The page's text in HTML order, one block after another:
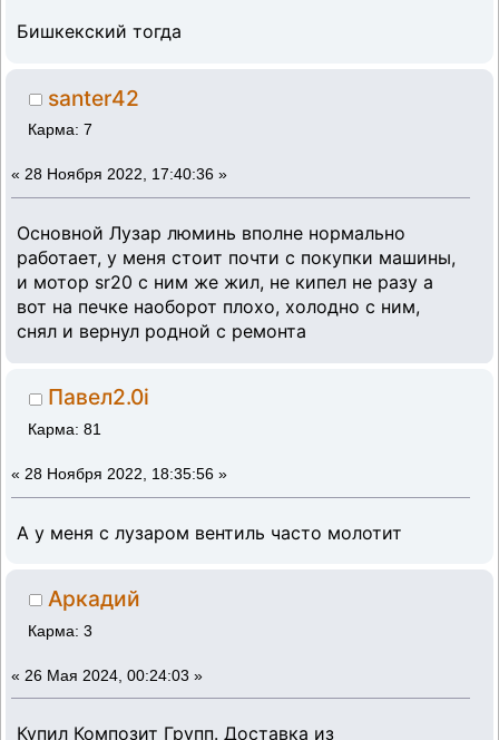
Бишкекский тогда
santer42
Карма: 7
« 28 Ноября 2022, 17:40:36 »
Основной Лузар люминь вполне нормально
работает, у меня стоит почти с покупки машины,
и мотор sr20 с ним же жил, не кипел не разу а
вот на печке наоборот плохо, холодно с ним,
снял и вернул родной с ремонта
Павел2.0i
Карма: 81
« 28 Ноября 2022, 18:35:56 »
А у меня с лузаром вентиль часто молотит
Аркадий
Карма: 3
« 26 Мая 2024, 00:24:03 »
Купил Композит Групп. Доставка из